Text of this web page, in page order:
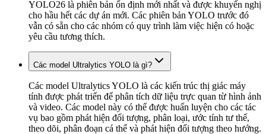
YOLO26 là phiên bản ổn định mới nhất và được khuyến nghị
cho hầu hết các dự án mới. Các phiên bản YOLO trước đó
vẫn có sẵn cho các nhóm có quy trình làm việc hiện có hoặc
yêu cầu tương thích.
Các model Ultralytics YOLO là gì?
Các model Ultralytics YOLO là các kiến trúc thị giác máy
tính được phát triển để phân tích dữ liệu trực quan từ hình ảnh
và video. Các model này có thể được huấn luyện cho các tác
vụ bao gồm phát hiện đối tượng, phân loại, ước tính tư thế,
theo dõi, phân đoạn cá thể và phát hiện đối tượng theo hướng.